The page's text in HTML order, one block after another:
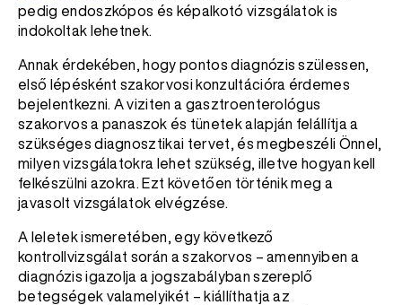
pedig endoszkópos és képalkotó vizsgálatok is
indokoltak lehetnek.
Annak érdekében, hogy pontos diagnózis szülessen,
első lépésként szakorvosi konzultációra érdemes
bejelentkezni. A viziten a gasztroenterológus
szakorvos a panaszok és tünetek alapján felállítja a
szükséges diagnosztikai tervet, és megbeszéli Önnel,
milyen vizsgálatokra lehet szükség, illetve hogyan kell
felkészülni azokra. Ezt követően történik meg a
javasolt vizsgálatok elvégzése.
A leletek ismeretében, egy következő
kontrollvizsgálat során a szakorvos – amennyiben a
diagnózis igazolja a jogszabályban szereplő
betegségek valamelyikét – kiállíthatja az